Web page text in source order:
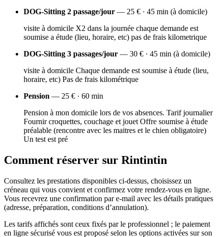
DOG-Sitting 2 passage/jour — 25 € · 45 min (à domicile)
visite à domicile X2 dans la journée chaque demande est
soumise a étude (lieu, horaire, etc) pas de frais kilometrique
DOG-Sitting 3 passages/jour — 30 € · 45 min (à domicile)
visite à domicile Chaque demande est soumise à étude (lieu,
horaire, etc) Pas de frais kilométrique
Pension — 25 € · 60 min
Pension à mon domicile lors de vos absences. Tarif journalier
Fournir croquettes, couchage et jouet Offre soumise à étude
préalable (rencontre avec les maitres et le chien obligatoire)
Un test est pré
Comment réserver sur Rintintin
Consultez les prestations disponibles ci-dessus, choisissez un
créneau qui vous convient et confirmez votre rendez-vous en ligne.
Vous recevrez une confirmation par e-mail avec les détails pratiques
(adresse, préparation, conditions d’annulation).
Les tarifs affichés sont ceux fixés par le professionnel ; le paiement
en ligne sécurisé vous est proposé selon les options activées sur son